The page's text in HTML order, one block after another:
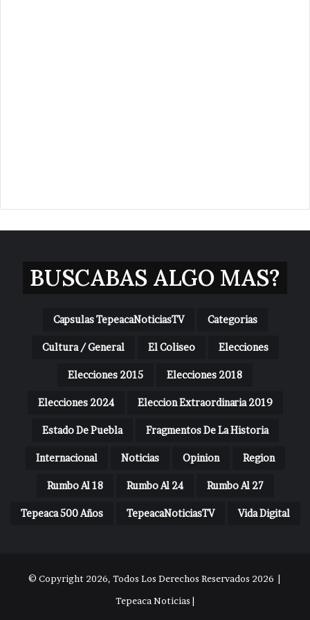
BUSCABAS ALGO MAS?
Capsulas TepeacaNoticiasTV Categorias
Cultura / General El Coliseo Elecciones
Elecciones 2015 Elecciones 2018
Elecciones 2024 Eleccion Extraordinaria 2019
Estado De Puebla Fragmentos De La Historia
Internacional Noticias Opinion Region
Rumbo Al 18 Rumbo Al 24 Rumbo Al 27
Tepeaca 500 Años TepeacaNoticiasTV Vida Digital
© Copyright 2026, Todos Los Derechos Reservados 2026 |
Tepeaca Noticias |